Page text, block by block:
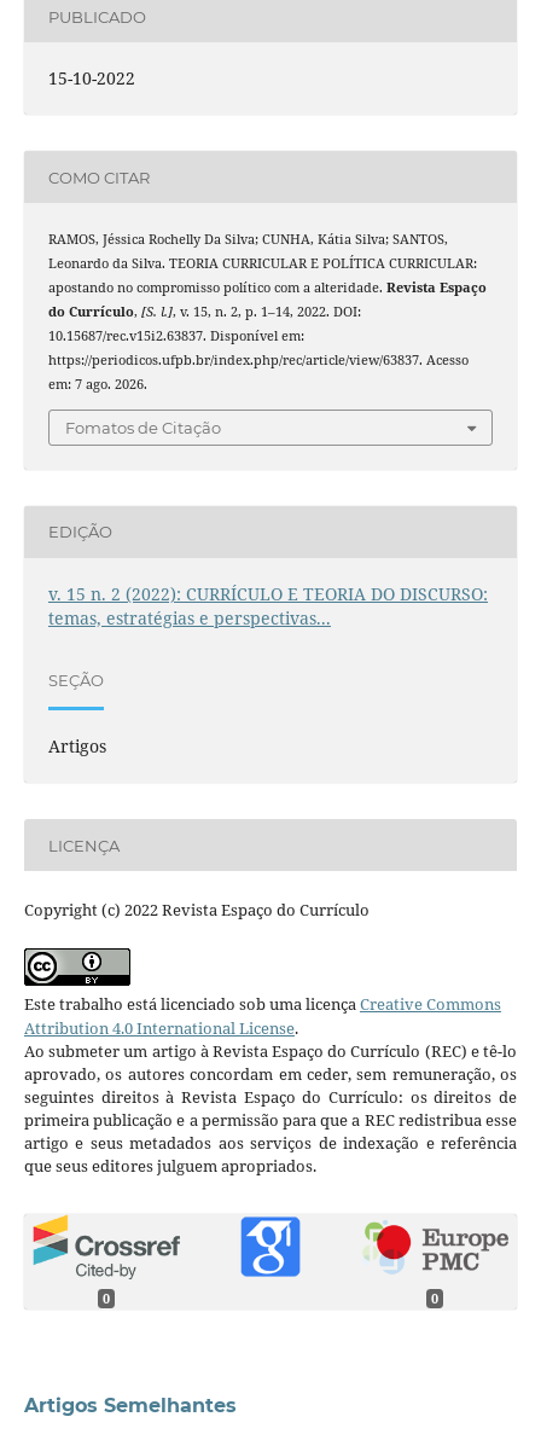
PUBLICADO
15-10-2022
COMO CITAR
RAMOS, Jéssica Rochelly Da Silva; CUNHA, Kátia Silva; SANTOS,
Leonardo da Silva. TEORIA CURRICULAR E POLÍTICA CURRICULAR:
apostando no compromisso político com a alteridade. Revista Espaço
do Currículo, [S. l.], v. 15, n. 2, p. 1–14, 2022. DOI:
10.15687/rec.v15i2.63837. Disponível em:
https://periodicos.ufpb.br/index.php/rec/article/view/63837. Acesso
em: 7 ago. 2026.
Fomatos de Citação
EDIÇÃO
v. 15 n. 2 (2022): CURRÍCULO E TEORIA DO DISCURSO:
temas, estratégias e perspectivas...
SEÇÃO
Artigos
LICENÇA
Copyright (c) 2022 Revista Espaço do Currículo
Este trabalho está licenciado sob uma licençaCreative Commons
Attribution 4.0 International License.
Ao submeter um artigo à Revista Espaço do Currículo (REC) e tê-lo
aprovado, os autores concordam em ceder, sem remuneração, os
seguintes direitos à Revista Espaço do Currículo: os direitos de
primeira publicação e a permissão para que a REC redistribua esse
artigo e seus metadados aos serviços de indexação e referência
que seus editores julguem apropriados.
0 0
Artigos Semelhantes